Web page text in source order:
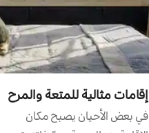
إقامات مثالية للمتعة والمرح
في بعض الأحيان يصبح مكان